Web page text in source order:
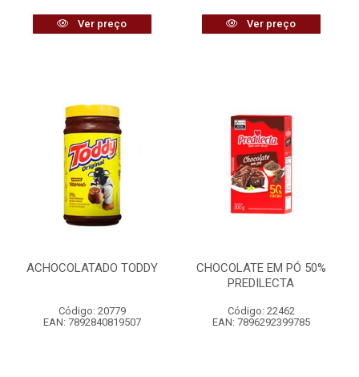
Ver preço Ver preço
ACHOCOLATADO TODDY
Código: 20779
EAN: 7892840819507
CHOCOLATE EM PÓ 50%
PREDILECTA
Código: 22462
EAN: 7896292399785